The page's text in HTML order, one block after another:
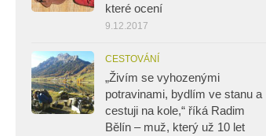
které ocení
9.12.2017
CESTOVÁNÍ
„Živím se vyhozenými
potravinami, bydlím ve stanu a
cestuji na kole,“ říká Radim
Bělín – muž, který už 10 let